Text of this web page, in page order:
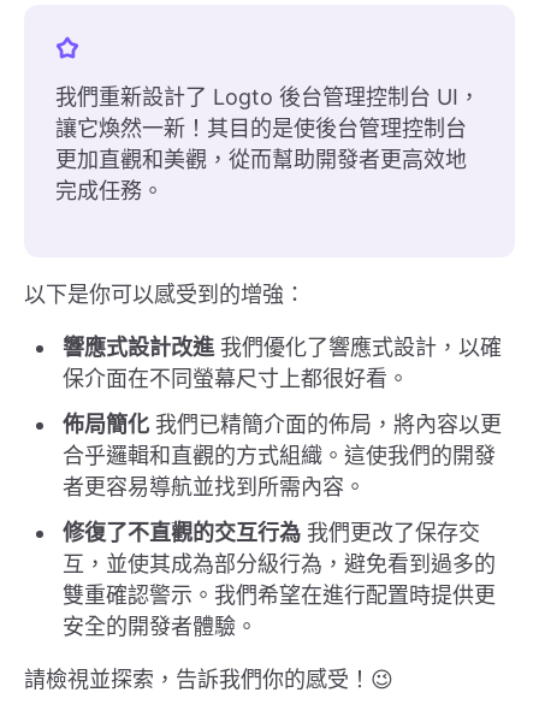
我們重新設計了 Logto 後台管理控制台 UI，
讓它煥然一新！其目的是使後台管理控制台
更加直觀和美觀，從而幫助開發者更高效地
完成任務。
以下是你可以感受到的增強：
響應式設計改進 我們優化了響應式設計，以確
保介面在不同螢幕尺寸上都很好看。
佈局簡化 我們已精簡介面的佈局，將內容以更
合乎邏輯和直觀的方式組織。這使我們的開發
者更容易導航並找到所需內容。
修復了不直觀的交互行為 我們更改了保存交
互，並使其成為部分級行為，避免看到過多的
雙重確認警示。我們希望在進行配置時提供更
安全的開發者體驗。
請檢視並探索，告訴我們你的感受！😉